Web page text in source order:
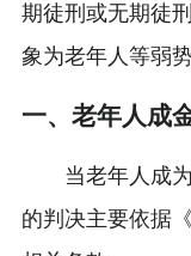
期徒刑或无期徒
象为老年人等弱
一、老年人成
当老年人成
的判决主要依据